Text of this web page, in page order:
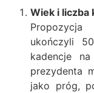
Wiek i liczba
Propozycja
ukończyli
kadencje
prezydenta
jako próg,